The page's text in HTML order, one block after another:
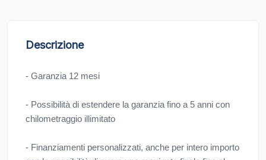
Descrizione
- Garanzia 12 mesi
- Possibilità di estendere la garanzia fino a 5 anni con
chilometraggio illimitato
- Finanziamenti personalizzati, anche per intero importo